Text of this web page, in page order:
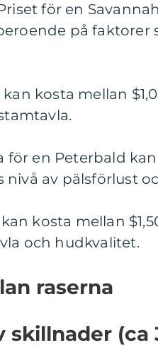
för en
på faktorer
kosta mellan
för en Peterbald
av pälsförlust
kosta mellan
och hudkvalitet.
raserna
skillnader (ca